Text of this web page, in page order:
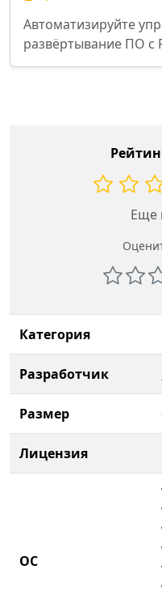
Автоматизируйте
развёртывание ПО с
Еще
Категория
Разработчик
Размер
Лицензия
ОС